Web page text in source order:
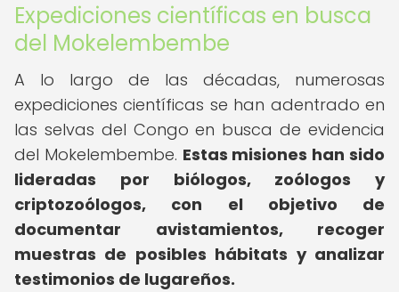
Expediciones científicas en busca
del Mokelembembe
A lo largo de las décadas, numerosas
expediciones científicas se han adentrado en
las selvas del Congo en busca de evidencia
del Mokelembembe. Estas misiones han sido
lideradas por biólogos, zoólogos y
criptozoólogos, con el objetivo de
documentar avistamientos, recoger
muestras de posibles hábitats y analizar
testimonios de lugareños.